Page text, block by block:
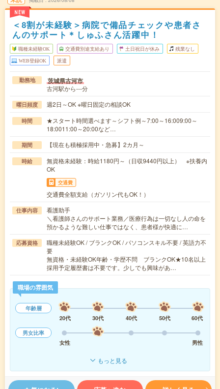
NEW
＜8割が未経験＞病院で備品チェックや患者さ
んのサポート＊しゅふさん活躍中！
職種未経験OK 交通費別途支給あり 土日祝日が休み 残業なし
WEB登録OK 派遣
勤務地 茨城県古河市
古河駅から---分
曜日頻度 週2日～OK ※曜日固定の相談OK
時間
★スタート時間選べます～シフト例～7:00～16:009:00～
18:0011:00～20:00など…
期間 【現在も積極採用中・急募】2カ月～
時給
無資格未経験：時給1180円～（日収9440円以上） ※扶養内
OK
交通費
交通費全額支給（ガソリン代もOK！）
仕事内容
看護助手
＼看護師さんのサポート業務／医療行為は一切なし人の命を
預かるような難しい仕事ではなく、患者様が快適に…
応募資格
職種未経験OK / ブランクOK / パソコンスキル不要 / 英語力不
要
無資格・未経験OK年齢・学歴不問 ブランクOK★10名以上
採用予定履歴書は不要です。少しでも興味があ…
職場の雰囲気
年齢層
20代
30代 40代 50代
60代
男女比率
女性
男性
もっと見る